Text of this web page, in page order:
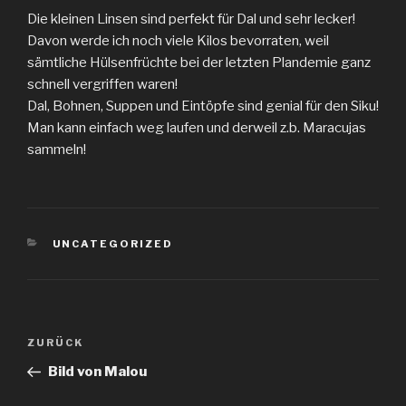
Die kleinen Linsen sind perfekt für Dal und sehr lecker!
Davon werde ich noch viele Kilos bevorraten, weil
sämtliche Hülsenfrüchte bei der letzten Plandemie ganz
schnell vergriffen waren!
Dal, Bohnen, Suppen und Eintöpfe sind genial für den Siku!
Man kann einfach weg laufen und derweil z.b. Maracujas
sammeln!
KATEGORIEN
UNCATEGORIZED
Beitragsnavigation
Vorheriger
Beitrag
ZURÜCK
Bild von Malou